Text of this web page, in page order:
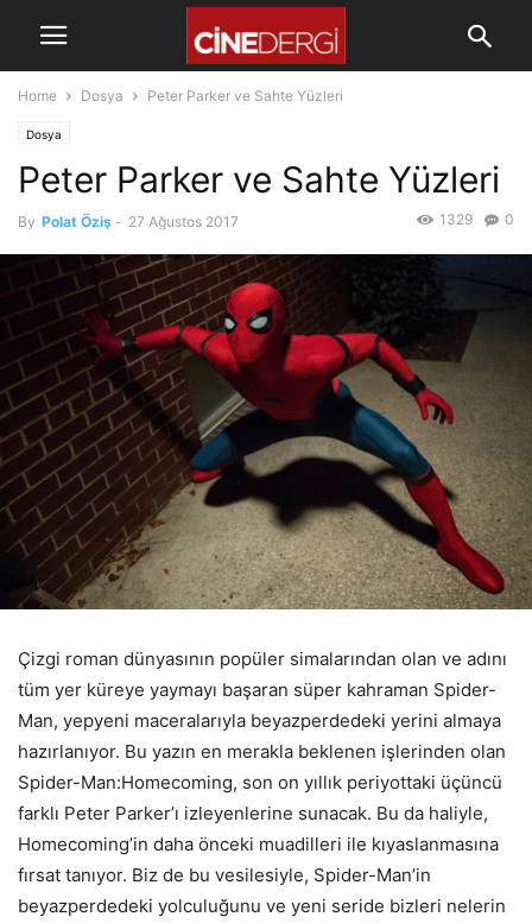
Home Dosya Peter Parker ve Sahte Yüzleri
Dosya
Peter Parker ve Sahte Yüzleri
By Polat Öziş - 27 Ağustos 2017 0
1329
Çizgi roman dünyasının popüler simalarından olan ve adını
tüm yer küreye yaymayı başaran süper kahraman Spider-
Man, yepyeni maceralarıyla beyazperdedeki yerini almaya
hazırlanıyor. Bu yazın en merakla beklenen işlerinden olan
Spider-Man:Homecoming, son on yıllık periyottaki üçüncü
farklı Peter Parker’ı izleyenlerine sunacak. Bu da haliyle,
Homecoming’in daha önceki muadilleri ile kıyaslanmasına
fırsat tanıyor. Biz de bu vesilesiyle, Spider-Man’in
beyazperdedeki yolculuğunu ve yeni seride bizleri nelerin